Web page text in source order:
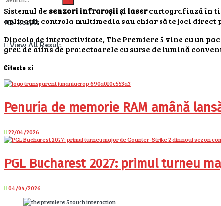
No Result
View All Result
Sistemul de senzori infraroșii și lasercartografiază în
aplicații, controla multimedia sau chiar să te joci direct
Dincolo de interactivitate, The Premiere 5 vine cu un
greu de atins de proiectoarele cu surse de lumină
Citeste si
Penuria de memorie RAM amână
22/04/2026
PGL Bucharest 2027: primul turneu
04/04/2026